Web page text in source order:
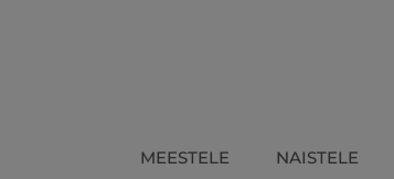
MEESTELE NAISTELE